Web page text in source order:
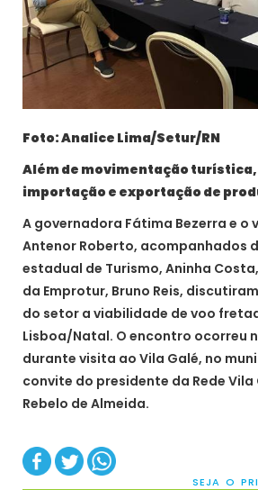
Foto: Analice Lima/Setur/RN
Além de movimentação
importação e exportação de
A governadora Fátima Bezerra e
Antenor Roberto, acompanhados
estadual de Turismo, Aninha
da Emprotur, Bruno Reis,
do setor a viabilidade de voo
Lisboa/Natal. O encontro ocorreu
durante visita ao Vila Galé, no
convite do presidente da Rede Vila
Rebelo de Almeida.
SEJA O